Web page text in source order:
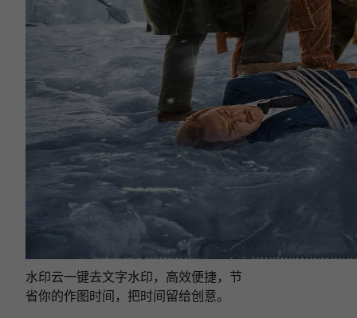
水印云一键去文字水印，高效便捷，节
省你的作图时间，把时间留给创意。